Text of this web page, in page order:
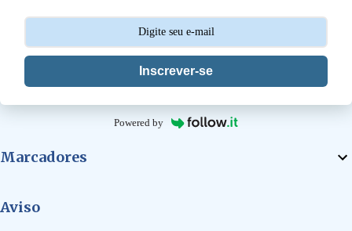
s
Inscrever-se
Powered by
Marcadores
Aviso